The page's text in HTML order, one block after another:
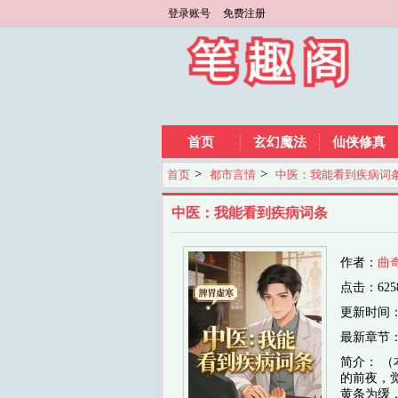
登录账号 免费注册
首页 玄幻魔法 仙侠修真
首页 > 都市言情 > 中医：我能看到疾病词
中医：我能看到疾病词条
作者： 曲
点击：
更新时间
最新章节
简介： （
的前夜，
黄条为缓